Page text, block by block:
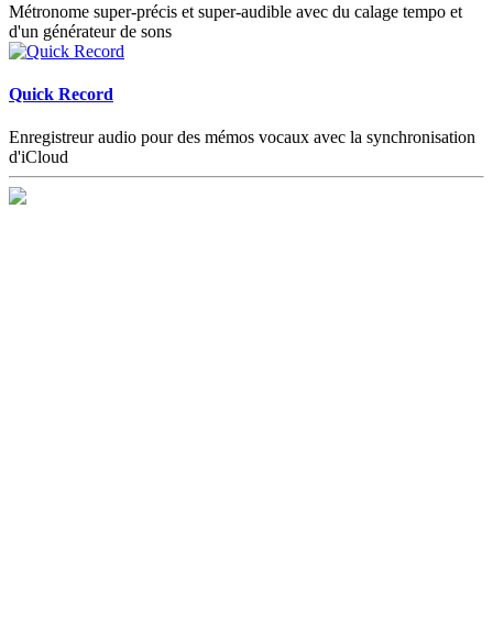
Métronome super-précis et super-audible avec du calage tempo et
d'un générateur de sons
Quick Record
Enregistreur audio pour des mémos vocaux avec la synchronisation
d'iCloud